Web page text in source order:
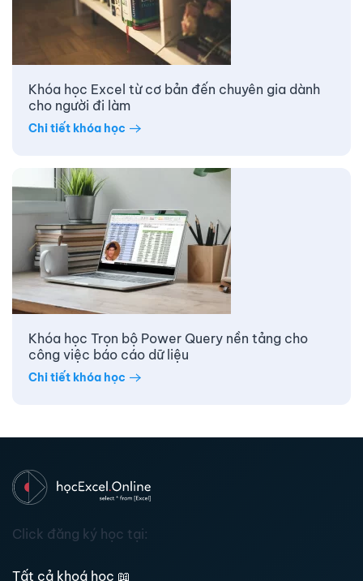
Khóa học Excel từ cơ bản đến chuyên gia dành
cho người đi làm
Chi tiết khóa học
Khóa học Trọn bộ Power Query nền tảng cho
công việc báo cáo dữ liệu
Chi tiết khóa học
Click đăng ký học tại:
Tất cả khoá học 📖